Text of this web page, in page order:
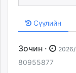
Сүүлийн
Зочин ·
80955877